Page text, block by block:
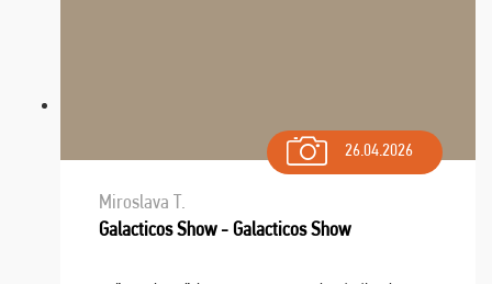
26.04.2026
Miroslava T.
Galacticos Show - Galacticos Show